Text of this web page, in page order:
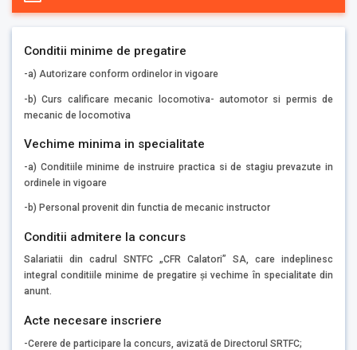
Conditii minime de pregatire
-a) Autorizare conform ordinelor in vigoare
-b) Curs calificare mecanic locomotiva- automotor si permis de
mecanic de locomotiva
Vechime minima in specialitate
-a) Conditiile minime de instruire practica si de stagiu prevazute in
ordinele in vigoare
-b) Personal provenit din functia de mecanic instructor
Conditii admitere la concurs
Salariatii din cadrul SNTFC „CFR Calatori” SA, care indeplinesc
integral conditiile minime de pregatire și vechime în specialitate din
anunt.
Acte necesare inscriere
-Cerere de participare la concurs, avizată de Directorul SRTFC;